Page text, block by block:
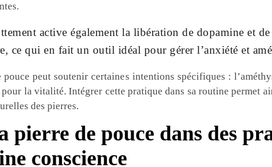
active également la libération de dopamine et
ce qui en fait un outil idéal pour gérer l’anxiété et
peut soutenir certaines intentions spécifiques :
la vitalité. Intégrer cette pratique dans sa routine permet
des pierres.
pierre de pouce dans des
conscience